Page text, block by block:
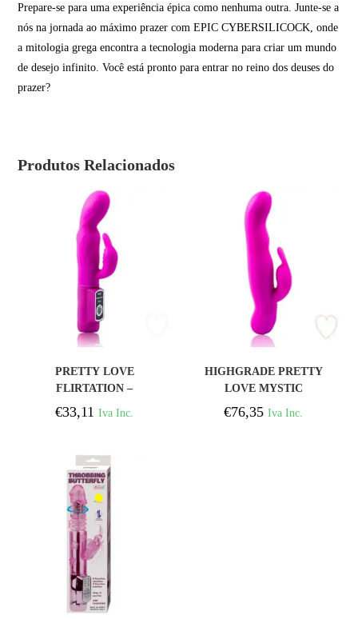
Prepare-se para uma experiência épica como nenhuma outra. Junte-se a
nós na jornada ao máximo prazer com EPIC CYBERSILICOCK, onde
a mitologia grega encontra a tecnologia moderna para criar um mundo
de desejo infinito. Você está pronto para entrar no reino dos deuses do
prazer?
Produtos Relacionados
PRETTY LOVE
FLIRTATION –
VIBRADOR BODY-
TOUCH
€33,11 Iva Inc.
HIGHGRADE PRETTY
LOVE MYSTIC
ROTADOR LILA
€76,35 Iva Inc.